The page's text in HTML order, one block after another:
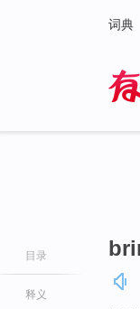
词典
目录
释义